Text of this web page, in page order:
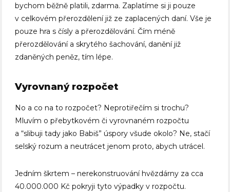
bychom běžně platili, zdarma. Zaplatíme si ji pouze
v celkovém přerozdělení již ze zaplacených daní. Vše je
pouze hra s čísly a přerozdělování. Čím méně
přerozdělování a skrytého šachování, danění již
zdaněných peněz, tím lépe.
Vyrovnaný rozpočet
No a co na to rozpočet? Neprotiřečím si trochu?
Mluvím o přebytkovém či vyrovnaném rozpočtu
a “slibuji tady jako Babiš” úspory všude okolo? Ne, stačí
selský rozum a neutrácet jenom proto, abych utrácel.
Jedním škrtem – nerekonstruování hvězdárny za cca
40.000.000 Kč pokryji tyto výpadky v rozpočtu.